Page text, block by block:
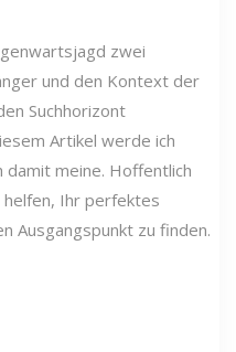
zwei
und den Kontext der
Suchhorizont
Artikel werde ich
damit meine. Hoffentlich
helfen, Ihr perfektes
Ausgangspunkt zu finden.